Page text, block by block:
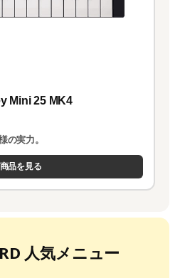
Mini 25 MK4
の実力。
商品を見る
人気メニュー